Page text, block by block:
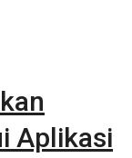
Aplikasi